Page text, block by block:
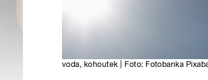
voda, kohoutek | Foto: Fotobanka